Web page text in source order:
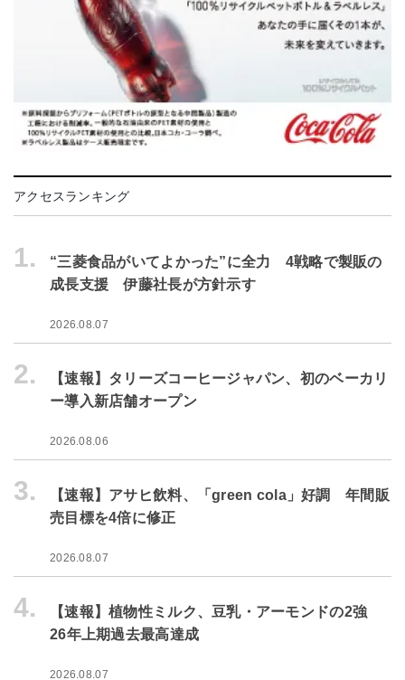
アクセスランキング
1.
“三菱食品がいてよかった”に全力 4戦略で製販の
成長支援 伊藤社長が方針示す
2026.08.07
2.
【速報】タリーズコーヒージャパン、初のベーカリ
ー導入新店舗オープン
2026.08.06
3.
【速報】アサヒ飲料、「green cola」好調 年間販
売目標を4倍に修正
2026.08.07
4.
【速報】植物性ミルク、豆乳・アーモンドの2強
26年上期過去最高達成
2026.08.07